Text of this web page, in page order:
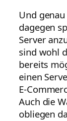
Und
dagegen
Server
sind wohl
bereits
einen
E-
Auch die
obliegen